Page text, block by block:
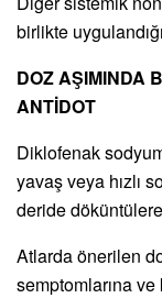
birlikte
DOZ AŞIMINDA
ANTİDOT
Diklofenak
yavaş veya hızlı
deride
Atlarda önerilen
semptomlarına ve